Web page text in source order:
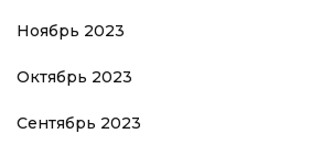
Ноябрь 2023
Октябрь 2023
Сентябрь 2023